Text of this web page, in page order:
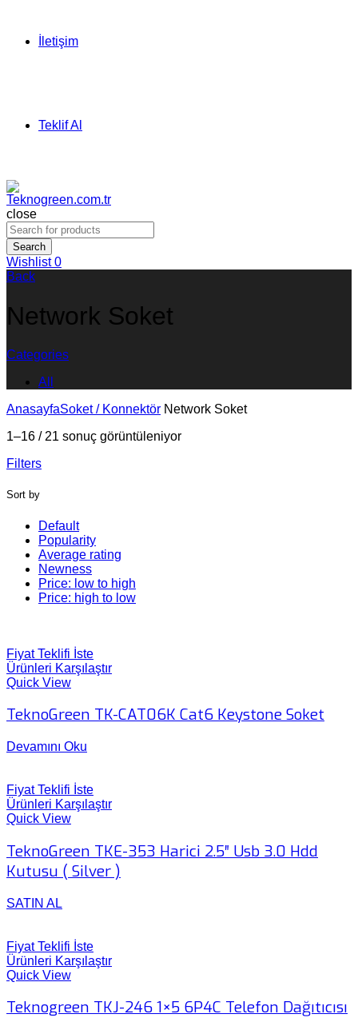
İletişim
Teklif Al
close
Search
Wishlist0
Back
Network Soket
Categories
All
AnasayfaSoket / Konnektör Network Soket
1–16 / 21 sonuç görüntüleniyor
Filters
Sort by
Default
Popularity
Average rating
Newness
Price: low to high
Price: high to low
Fiyat Teklifi İste
Ürünleri Karşılaştır
Quick View
TeknoGreen TK-CAT06K Cat6 Keystone Soket
Devamını Oku
Fiyat Teklifi İste
Ürünleri Karşılaştır
Quick View
TeknoGreen TKE-353 Harici 2.5″ Usb 3.0 Hdd
Kutusu ( Silver )
SATIN AL
Fiyat Teklifi İste
Ürünleri Karşılaştır
Quick View
Teknogreen TKJ-246 1×5 6P4C Telefon Dağıtıcısı